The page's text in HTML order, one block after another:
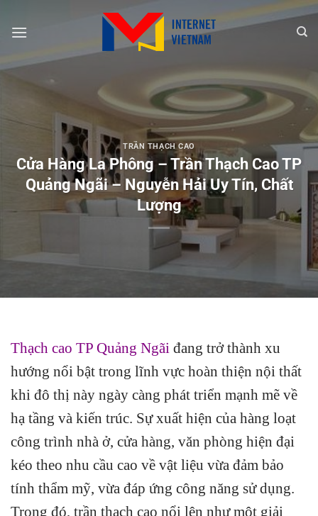
đến
TRẦN THẠCH CAO
Cửa Hàng La Phông – Trần Thạch Cao TP
Quảng Ngãi – Nguyễn Hải Uy Tín, Chất
Lượng
Thạch cao TP Quảng Ngãi đang trở thành xu
hướng nổi bật trong lĩnh vực hoàn thiện nội thất
khi đô thị này ngày càng phát triển mạnh mẽ về
hạ tầng và kiến trúc. Sự xuất hiện của hàng loạt
công trình nhà ở, cửa hàng, văn phòng hiện đại
kéo theo nhu cầu cao về vật liệu vừa đảm bảo
tính thẩm mỹ, vừa đáp ứng công năng sử dụng.
Trong đó, trần thạch cao nổi lên như một giải